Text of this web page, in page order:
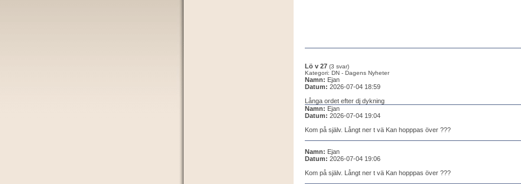
Lö v 27 (3 svar)
Kategori: DN - Dagens Nyheter
Namn: Ejan
Datum: 2026-07-04 18:59
Långa ordet efter dj dykning
Namn: Ejan
Datum: 2026-07-04 19:04
Kom på själv. Långt ner t vä Kan hopppas över ???
Namn: Ejan
Datum: 2026-07-04 19:06
Kom på själv. Långt ner t vä Kan hopppas över ???